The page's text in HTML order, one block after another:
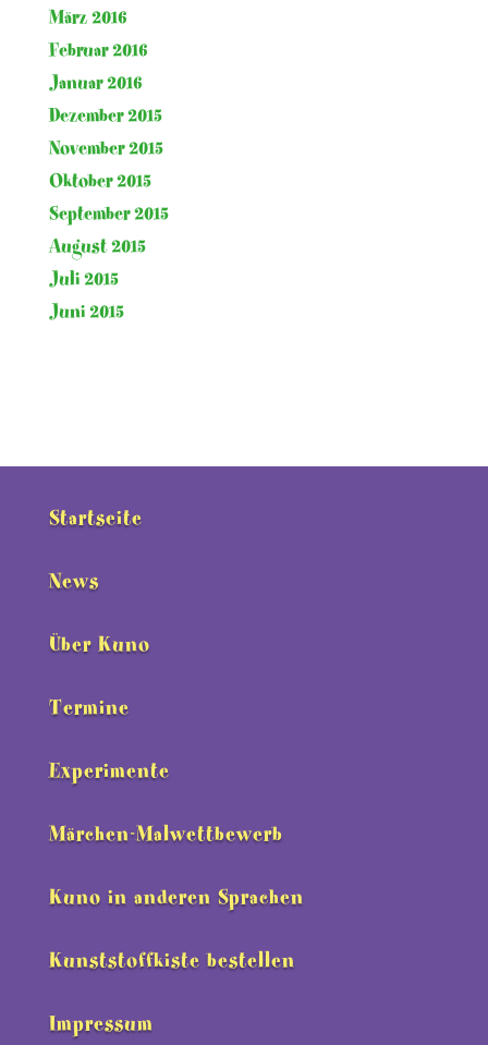
März 2016
Februar 2016
Januar 2016
Dezember 2015
November 2015
Oktober 2015
September 2015
August 2015
Juli 2015
Juni 2015
Startseite
News
Über Kuno
Termine
Experimente
Märchen-Malwettbewerb
Kuno in anderen Sprachen
Kunststoffkiste bestellen
Impressum